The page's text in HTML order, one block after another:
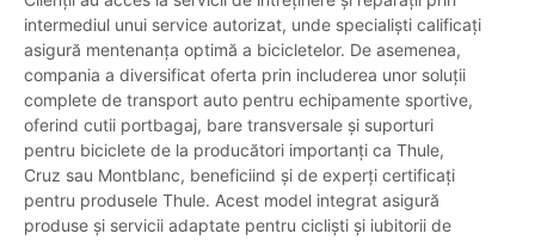
intermediul unui service autorizat, unde specialiști calificați
asigură mentenanța optimă a bicicletelor. De asemenea,
compania a diversificat oferta prin includerea unor soluții
complete de transport auto pentru echipamente sportive,
oferind cutii portbagaj, bare transversale și suporturi
pentru biciclete de la producători importanți ca Thule,
Cruz sau Montblanc, beneficiind și de experți certificați
pentru produsele Thule. Acest model integrat asigură
produse și servicii adaptate pentru cicliști și iubitorii de